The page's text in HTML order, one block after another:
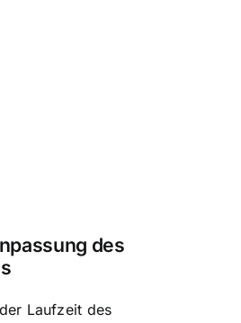
des
Laufzeit des